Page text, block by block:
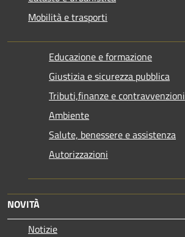
Mobilità e trasporti
Educazione e formazione
Giustizia e sicurezza pubblica
Tributi,finanze e contravvenzioni
Ambiente
Salute, benessere e assistenza
Autorizzazioni
NOVITÀ
Notizie